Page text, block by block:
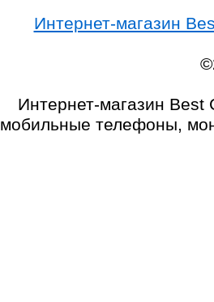
Интернет-магазин
Интернет-магазин Best
мобильные телефоны,